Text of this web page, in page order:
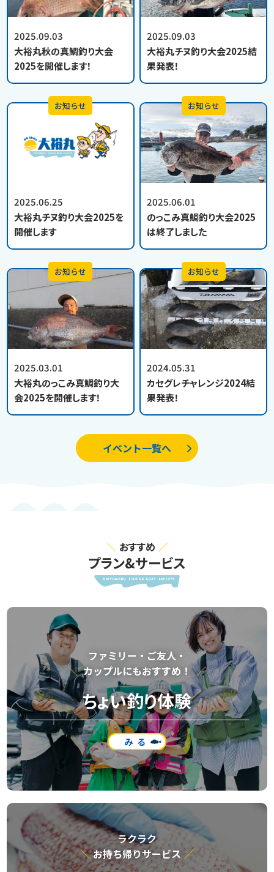
2025.09.03
大裕丸秋の真鯛釣り大会
2025を開催します！
2025.09.03
大裕丸チヌ釣り大会2025結
果発表！
2025.06.25
大裕丸チヌ釣り大会2025を
開催します
お知らせ
2025.06.01
のっこみ真鯛釣り大会2025
は終了しました
お知らせ
2025.03.01
大裕丸のっこみ真鯛釣り大
会2025を開催します！
お知らせ
2024.05.31
カセグレチャレンジ2024結
果発表！
お知らせ
イベント一覧へ
おすすめ
プラン&サービス
ファミリー・ご友⼈・
カップルにもおすすめ！
ちょい釣り体験
みる
ラクラク
お持ち帰りサービス